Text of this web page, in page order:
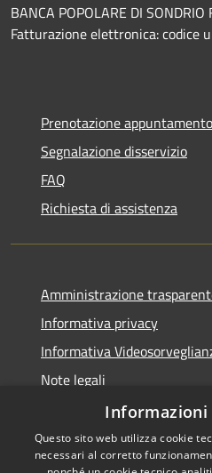
BANCA POPOLARE DI SONDRIO
Fatturazione elettronica: codice
Prenotazione appuntamento
Segnalazione disservizio
FAQ
Richiesta di assistenza
Amministrazione
Informativa privacy
Informativa
Note legali
Dichiarazione di accessibilità
Informazioni
Questo sito web utilizza cookie
necessari al corretto